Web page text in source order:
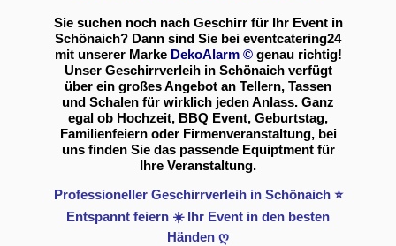
Sie suchen noch nach Geschirr für Ihr Event in
Schönaich? Dann sind Sie bei eventcatering24
mit unserer Marke DekoAlarm ©genau richtig!
Unser Geschirrverleih in Schönaich verfügt
über ein großes Angebot an Tellern, Tassen
und Schalen für wirklich jeden Anlass. Ganz
egal ob Hochzeit, BBQ Event, Geburtstag,
Familienfeiern oder Firmenveranstaltung, bei
uns finden Sie das passende Equiptment für
Ihre Veranstaltung.
Professioneller Geschirrverleih in Schönaich ⭐
Entspannt feiern ☀️ Ihr Event in den besten
Händen ღ